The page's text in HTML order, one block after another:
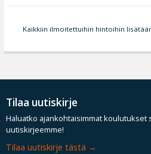
Kaikkiin ilmoitettuihin hintoihin
Tilaa uutiskirje
Haluatko ajankohtaisimmat koulutukset
uutiskirjeemme!
Tilaa uutiskirje tästä